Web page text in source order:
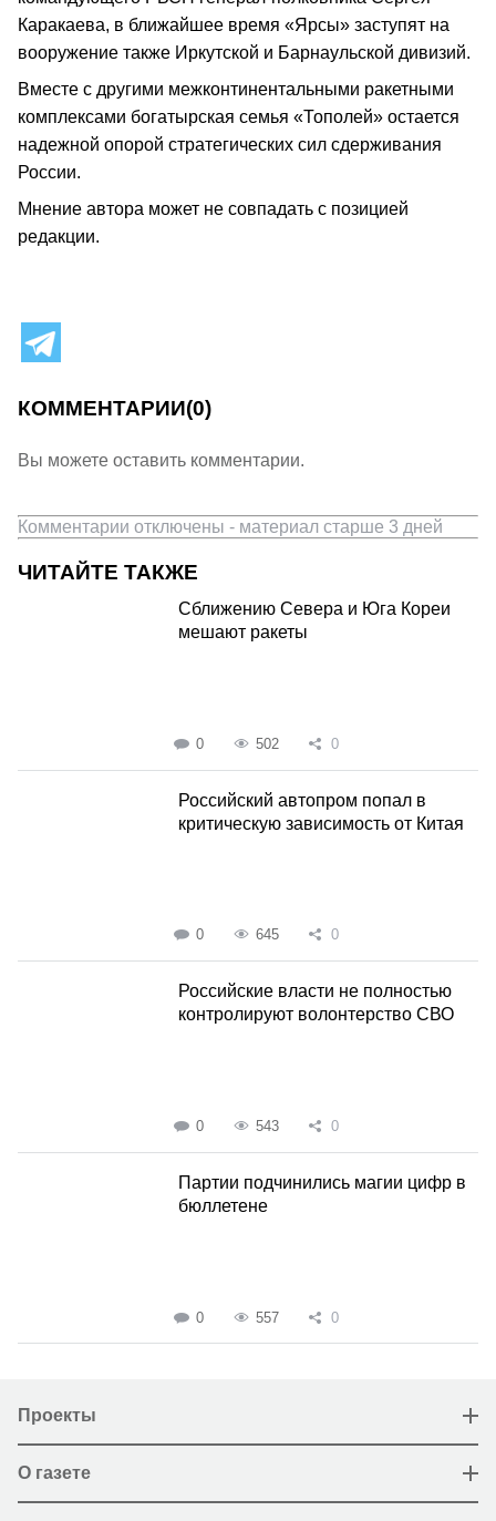
Каракаева, в ближайшее время «Ярсы» заступят на
вооружение также Иркутской и Барнаульской дивизий.
Вместе с другими межконтинентальными ракетными
комплексами богатырская семья «Тополей» остается
надежной опорой стратегических сил сдерживания
России.
Мнение автора может не совпадать с позицией
редакции.
КОММЕНТАРИИ(0)
Вы можете оставить комментарии.
Комментарии отключены - материал старше 3 дней
ЧИТАЙТЕ ТАКЖЕ
Сближению Севера и Юга Кореи
мешают ракеты
0 502 0
Российский автопром попал в
критическую зависимость от Китая
0 645 0
Российские власти не полностью
контролируют волонтерство СВО
0 543 0
Партии подчинились магии цифр в
бюллетене
0 557 0
Проекты
О газете